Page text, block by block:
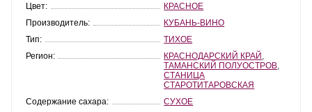
Цвет:
КРАСНОЕ
Производитель:
КУБАНЬ-ВИНО
Тип:
ТИХОЕ
Регион:
КРАСНОДАРСКИЙ КРАЙ
ТАМАНСКИЙ ПОЛУОСТРОВ
СТАНИЦА
СТАРОТИТАРОВСКАЯ
Содержание сахара:
СУХОЕ